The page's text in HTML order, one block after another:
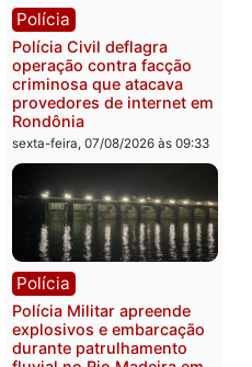
Polícia
Polícia Federal apreende
400 quilos de drogas e
prende motorista em RO
sexta-feira, 07/08/2026 às
Polícia